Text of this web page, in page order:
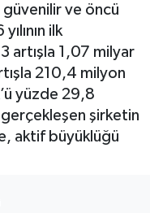
ve öncü
ilk
artışla 1,07 milyar
210,4 milyon
yüzde 29,8
şirketin
aktif büyüklüğü